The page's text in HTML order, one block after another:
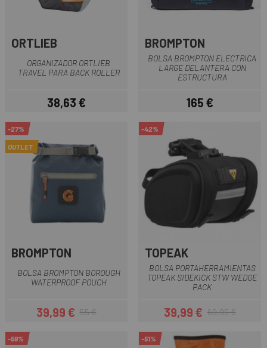
ORTLIEB
ORGANIZADOR ORTLIEB
TRAVEL PARA BACK ROLLER
Precio
38,63 €
BROMPTON
BOLSA BROMPTON ELECTRICA
LARGE DELANTERA CON
ESTRUCTURA
Precio
165 €
-27%
OUTLET
BROMPTON
BOLSA BROMPTON BOROUGH
WATERPROOF POUCH
Precio
39,99 €Precio regular
55 €
-42%
TOPEAK
BOLSA PORTAHERRAMIENTAS
TOPEAK SIDEKICK STW WEDGE
PACK
Precio
39,99 €Precio regular
69,95 €
-59% -51%